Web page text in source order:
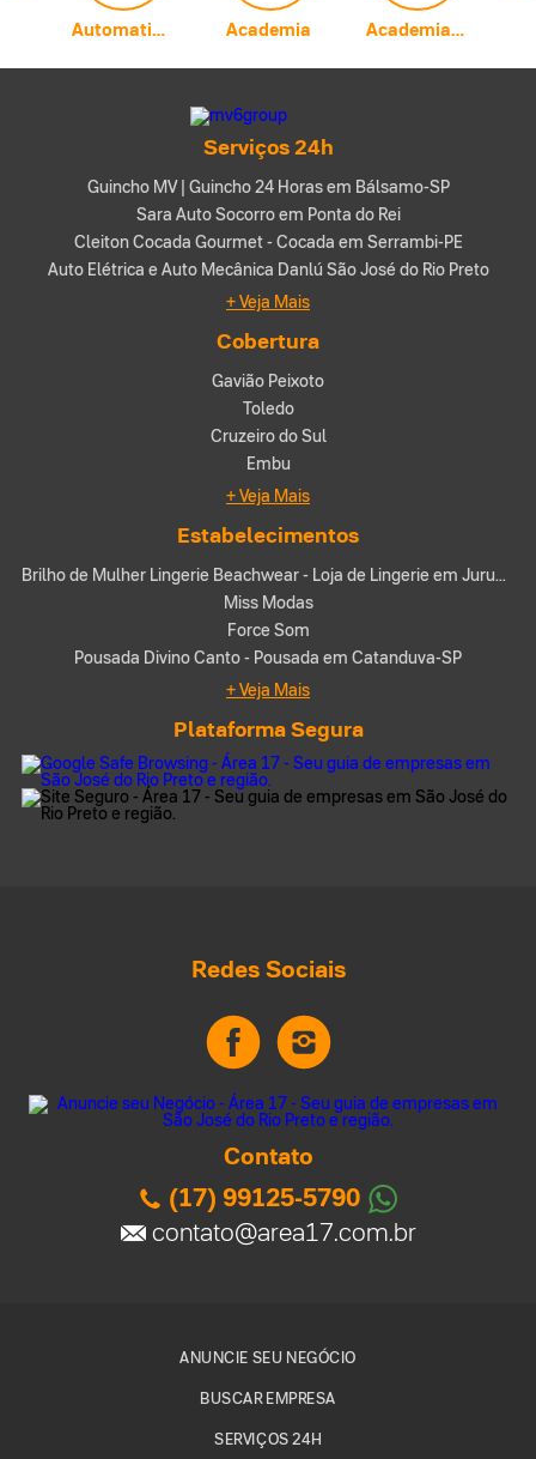
Automatização Comercial Academia Academia de Artes Marciais
Serviços 24h
Guincho MV | Guincho 24 Horas em Bálsamo-SP
Sara Auto Socorro em Ponta do Rei
Cleiton Cocada Gourmet - Cocada em Serrambi-PE
Auto Elétrica e Auto Mecânica Danlú São José do Rio Preto
+ Veja Mais
Cobertura
Gavião Peixoto
Toledo
Cruzeiro do Sul
Embu
+ Veja Mais
Estabelecimentos
Brilho de Mulher Lingerie Beachwear - Loja de Lingerie em Juruaia-MG
Miss Modas
Force Som
Pousada Divino Canto - Pousada em Catanduva-SP
+ Veja Mais
Plataforma Segura
Redes Sociais
Contato
(17) 99125-5790
contato@area17.com.br
ANUNCIE SEU NEGÓCIO
BUSCAR EMPRESA
SERVIÇOS 24H